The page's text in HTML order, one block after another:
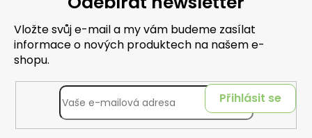
Vložte svůj e-mail a my vám budeme zasílat
informace o nových produktech na našem e-
shopu.
Přihlásit se